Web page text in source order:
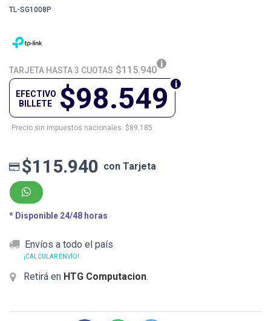
TL-SG1008P
TARJETA HASTA 3 CUOTAS $115.940
$98.549
EFECTIVO
BILLETE
Precio sin impuestos nacionales: $89.185
$115.940 con Tarjeta
* Disponible 24/48 horas
Envíos a todo el país
¡CALCULAR ENVÍO!
Retirá en HTG Computacion.